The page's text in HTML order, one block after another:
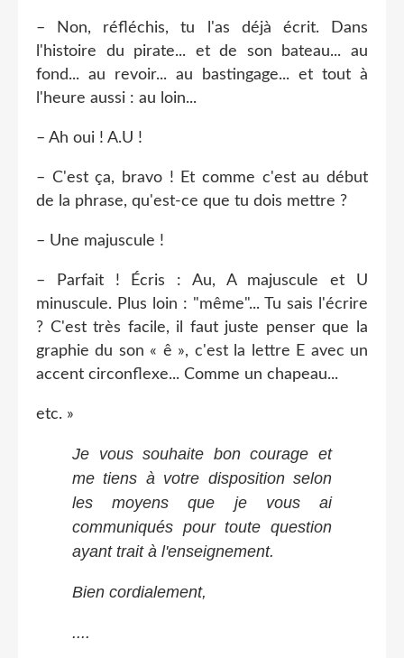
– Non, réfléchis, tu l'as déjà écrit. Dans
l'histoire du pirate... et de son bateau... au
fond... au revoir... au bastingage... et tout à
l'heure aussi : au loin...
– Ah oui ! A.U !
– C'est ça, bravo ! Et comme c'est au début
de la phrase, qu'est-ce que tu dois mettre ?
– Une majuscule !
– Parfait ! Écris : Au, A majuscule et U
minuscule. Plus loin : "même"... Tu sais l'écrire
? C'est très facile, il faut juste penser que la
graphie du son « ê », c'est la lettre E avec un
accent circonflexe... Comme un chapeau...
etc. »
Je vous souhaite bon courage et
me tiens à votre disposition selon
les moyens que je vous ai
communiqués pour toute question
ayant trait à l'enseignement.
Bien cordialement,
....